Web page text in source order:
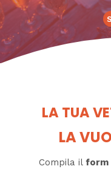
LA TUA
LA
Compila il form